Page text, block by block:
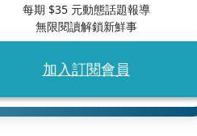
每期 $35元動態話題報導
無限閱讀解鎖新鮮事
加入訂閱會員